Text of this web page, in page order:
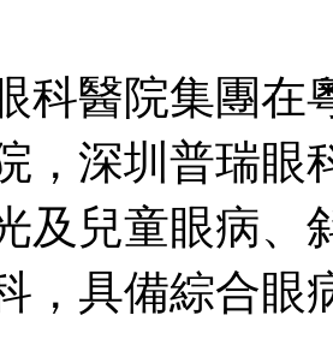
科醫院集團在
，深圳普瑞眼
及兒童眼病、
，具備綜合眼